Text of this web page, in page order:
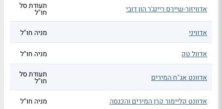
אדוויזור-שיירס ריינג'ר הון דובי תעודת סל
חו"ל
אדוויני
מניה חו"ל
אדוול טק מניה חו"ל
אדוונט אג"ח המירים תעודת סל
חו"ל
אדוונט קליימור קרן המירים והכנסה
מניה חו"ל